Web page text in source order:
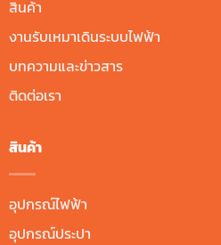
สินค้า
งานรับเหมาเดินระบบไฟฟ้า
บทความและข่าวสาร
ติดต่อเรา
สินค้า
อุปกรณ์ไฟฟ้า
อุปกรณ์ประปา